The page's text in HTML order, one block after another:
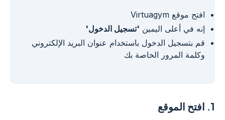
افتح موقع Virtuagym
إنه في أعلى اليمين 'تسجيل الدخول'
قم بتسجيل الدخول باستخدام عنوان البريد الإلكتروني
وكلمة المرور الخاصة بك
1. افتح الموقع